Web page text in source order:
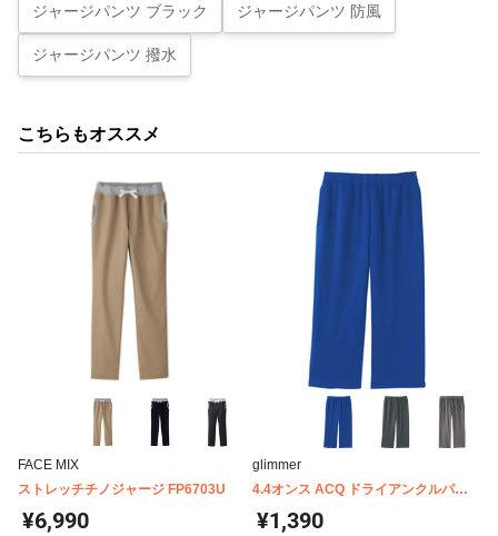
ジャージパンツ ブラック ジャージパンツ 防風
ジャージパンツ 撥水
こちらもオススメ
FACE MIX
ストレッチチノジャージ FP6703U
¥6,990
glimmer
4.4オンス ACQ ドライアンクルパン
ツ 00320-ACQ
¥1,390